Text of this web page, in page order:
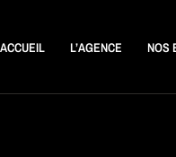
ACCUEIL L’AGENCE NOS